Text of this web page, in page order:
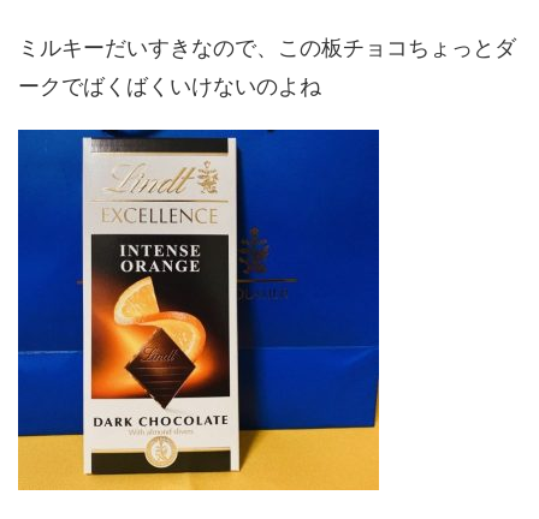
ミルキーだいすきなので、この板チョコちょっとダ
ークでばくばくいけないのよね